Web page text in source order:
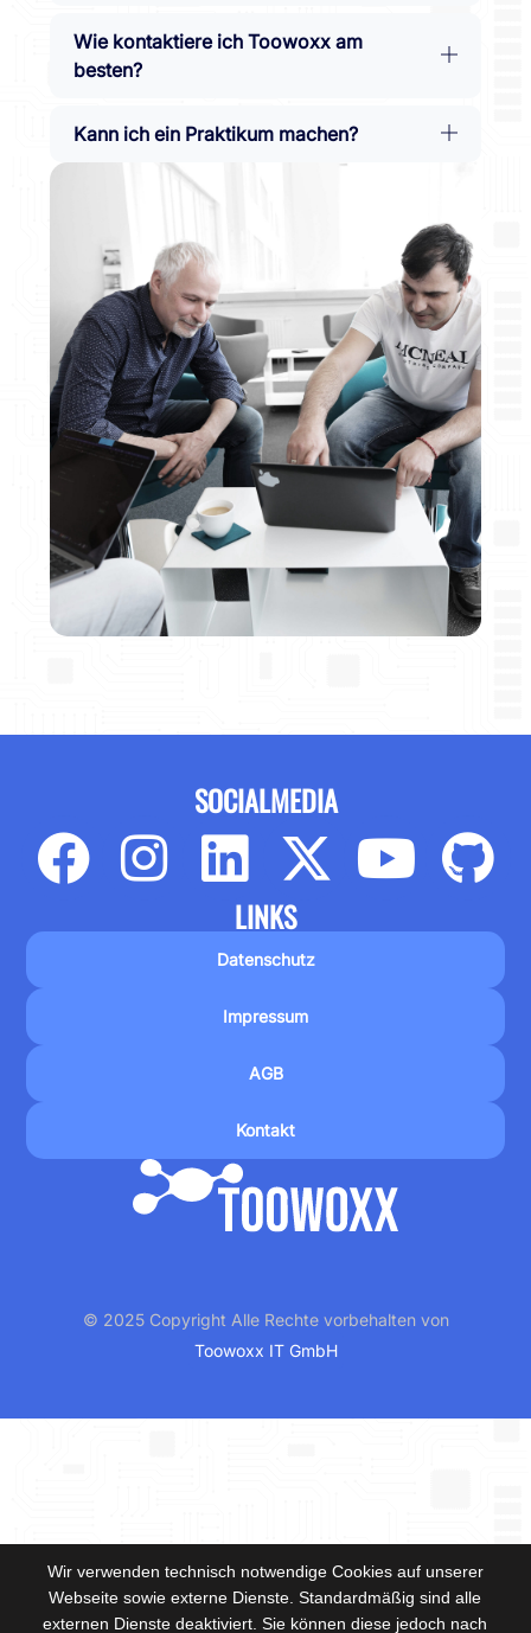
Wie kontaktiere ich Toowoxx am
besten?
Kann ich ein Praktikum machen?
SOCIALMEDIA
LINKS
Datenschutz
Impressum
AGB
Kontakt
© 2025 Copyright Alle Rechte vorbehalten von
Toowoxx IT GmbH
Wir verwenden technisch notwendige Cookies auf unserer
Webseite sowie externe Dienste. Standardmäßig sind alle
externen Dienste deaktiviert. Sie können diese jedoch nach